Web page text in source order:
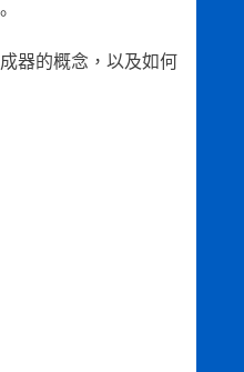
器的概念，以及如何